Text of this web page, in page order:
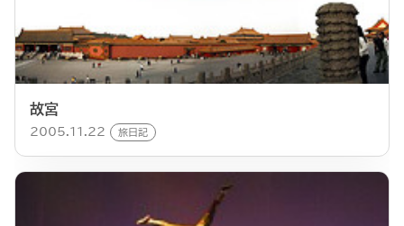
故宮
2005.11.22 旅日記